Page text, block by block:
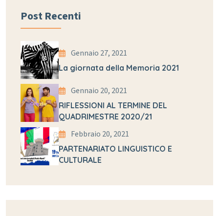
Post Recenti
Gennaio 27, 2021
La giornata della Memoria 2021
Gennaio 20, 2021
RIFLESSIONI AL TERMINE DEL
QUADRIMESTRE 2020/21
Febbraio 20, 2021
PARTENARIATO LINGUISTICO E
CULTURALE